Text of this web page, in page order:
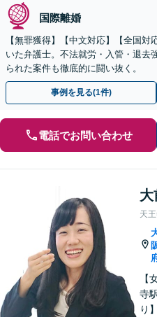
国際離婚
【無罪獲得】【中文対応】【全国
いた弁護士。不法就労・入管・退
られた案件も徹底的に闘い抜く。
事例を見る(1件)
電話でお問い合わせ
大
天
【
寺
り